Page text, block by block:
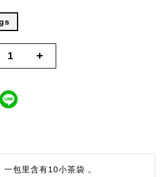
+
一包里含有10小茶袋 。